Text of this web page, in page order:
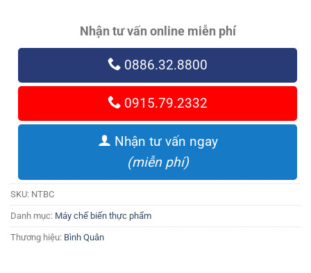
Nhận tư vấn online miễn phí
0886.32.8800
0915.79.2332
Nhận tư vấn ngay
(miễn phí)
SKU: NTBC
Danh mục: Máy chế biến thực phẩm
Thương hiệu: Bình Quân